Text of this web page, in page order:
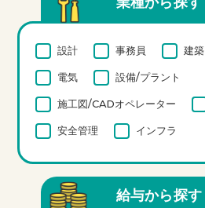
設計 事務員 建築
電気 設備/プラント
施工図/CADオペレーター
安全管理 インフラ
給与から探す